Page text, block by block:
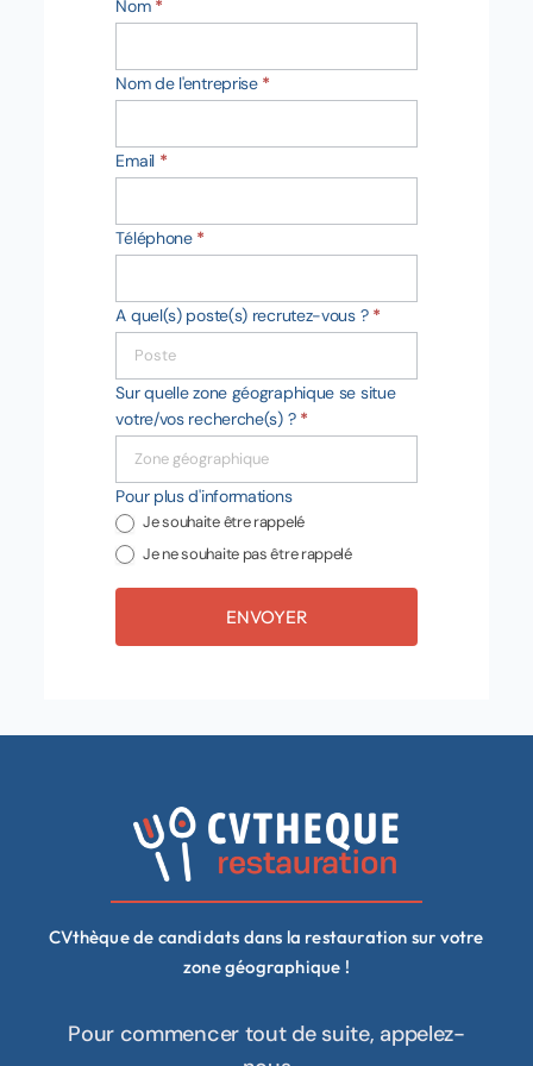
Nom *
Nom de l'entreprise *
Email *
Téléphone *
A quel(s) poste(s) recrutez-vous ? *
Sur quelle zone géographique se situe
votre/vos recherche(s) ? *
Pour plus d'informations
Je souhaite être rappelé
Je ne souhaite pas être rappelé
ENVOYER
CVthèque de candidats dans la restauration sur votre
zone géographique !
Pour commencer tout de suite, appelez-